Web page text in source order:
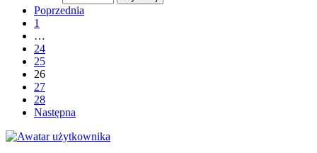
Poprzednia
1
…
24
25
26
27
28
Następna